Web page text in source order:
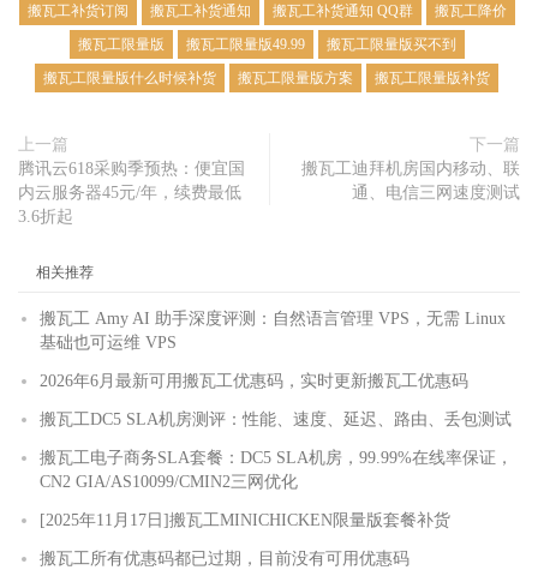
搬瓦工补货订阅
搬瓦工补货通知 搬瓦工补货通知 QQ群
搬瓦工降价
搬瓦工限量版
搬瓦工限量版49.99
搬瓦工限量版买不到
搬瓦工限量版什么时候补货
搬瓦工限量版方案 搬瓦工限量版补货
上一篇
腾讯云618采购季预热：便宜国
内云服务器45元/年，续费最低
3.6折起
下一篇
搬瓦工迪拜机房国内移动、联
通、电信三网速度测试
相关推荐
搬瓦工 Amy AI 助手深度评测：自然语言管理 VPS，无需 Linux
基础也可运维 VPS
2026年6月最新可用搬瓦工优惠码，实时更新搬瓦工优惠码
搬瓦工DC5 SLA机房测评：性能、速度、延迟、路由、丢包测试
搬瓦工电子商务SLA套餐：DC5 SLA机房，99.99%在线率保证，
CN2 GIA/AS10099/CMIN2三网优化
[2025年11月17日]搬瓦工MINICHICKEN限量版套餐补货
搬瓦工所有优惠码都已过期，目前没有可用优惠码